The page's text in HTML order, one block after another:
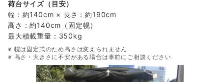
荷台サイズ（目安）
幅：約140cm × 長さ：約190cm
高さ：約140cm（固定幌）
最大積載重量：350kg
※ 幌は固定式のため高さは変えられません
※ 高さ・大きさに不安がある場合は事前にご相談ください